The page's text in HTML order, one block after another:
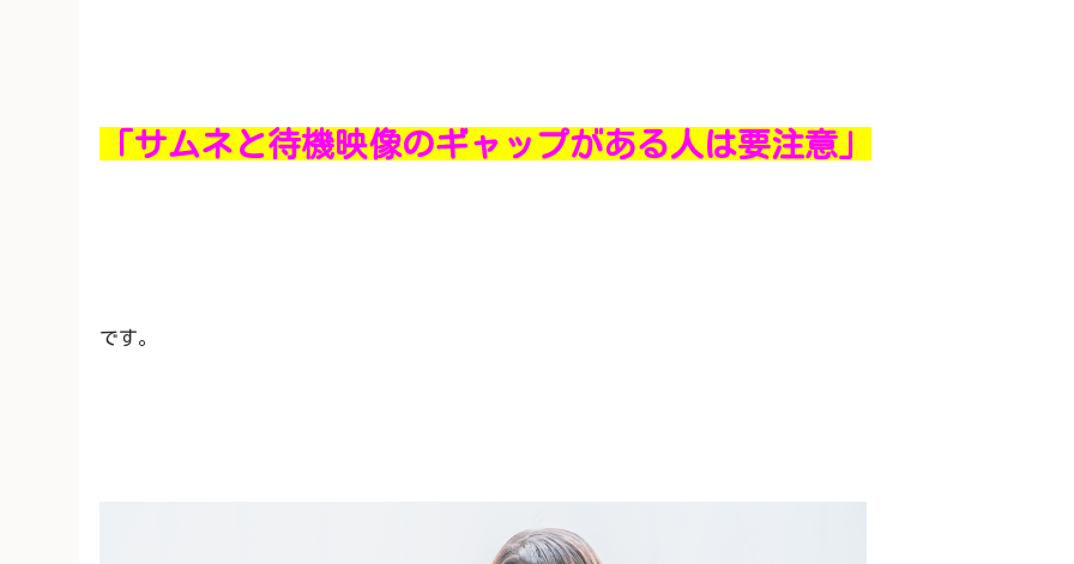
「サムネと待機映像のギャップがある人は要注意」
です。